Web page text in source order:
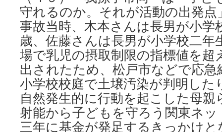
守れるのか。それが活動の出発
事故当時、木本さんは長男が小学
歳、佐藤さんは長男が小学校二年
場で乳児の摂取制限の指標値を超
出されたため、松戸市などで応
小学校校庭で土壌汚染が判明した
自然発生的に行動を起こした母
射能から子どもを守ろう関東ネ
三年に基金が発足するきっかけ